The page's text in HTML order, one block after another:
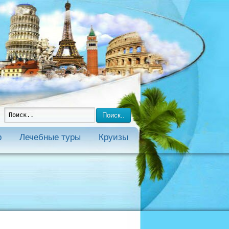
Поиск..
Лечебные туры Круизы